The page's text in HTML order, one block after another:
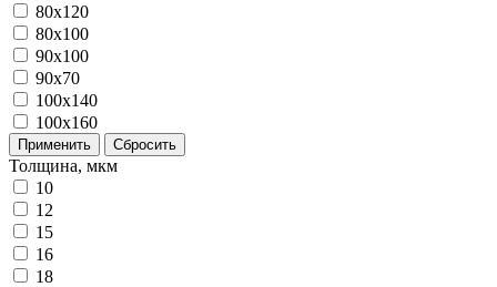
80x120
80х100
90x100
90x70
100x140
100x160
Применить Сбросить
Толщина, мкм
10
12
15
16
18